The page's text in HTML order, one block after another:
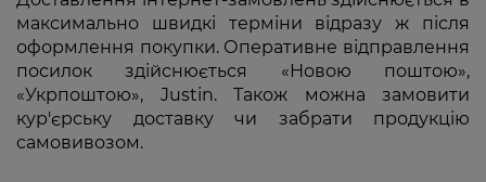
максимально швидкі терміни відразу ж після
оформлення покупки. Оперативне відправлення
посилок здійснюється «Новою поштою»,
«Укрпоштою», Justin. Також можна замовити
кур'єрську доставку чи забрати продукцію
самовивозом.